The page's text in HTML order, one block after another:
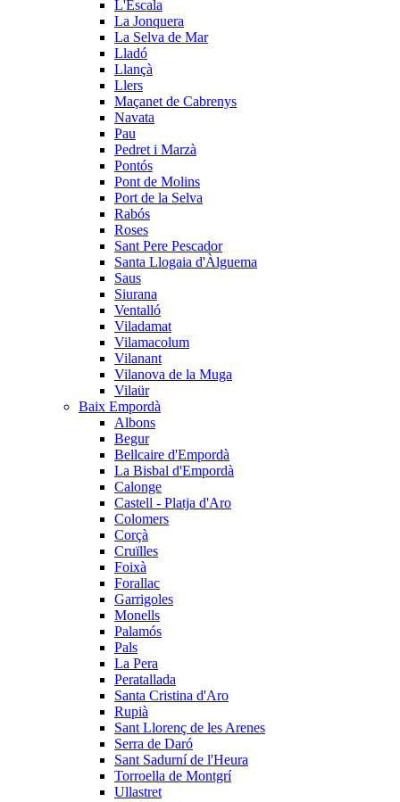
L'Escala
La Jonquera
La Selva de Mar
Lladó
Llançà
Llers
Maçanet de Cabrenys
Navata
Pau
Pedret i Marzà
Pontós
Pont de Molins
Port de la Selva
Rabós
Roses
Sant Pere Pescador
Santa Llogaia d'Àlguema
Saus
Siurana
Ventalló
Viladamat
Vilamacolum
Vilanant
Vilanova de la Muga
Vilaür
Baix Empordà
Albons
Begur
Bellcaire d'Empordà
La Bisbal d'Empordà
Calonge
Castell - Platja d'Aro
Colomers
Corçà
Cruïlles
Foixà
Forallac
Garrigoles
Monells
Palamós
Pals
La Pera
Peratallada
Santa Cristina d'Aro
Rupià
Sant Llorenç de les Arenes
Serra de Daró
Sant Sadurní de l'Heura
Torroella de Montgrí
Ullastret